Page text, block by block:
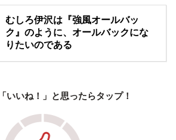
むしろ伊沢は『強風オールバッ
ク』のように、オールバックにな
りたいのである
いいね！」と思ったらタップ！